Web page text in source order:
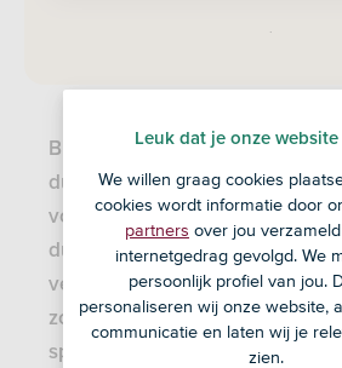
Bij ASN Bank kun je zelf kiezen
duurzame ASN
voordeel van beleggen in ons
duurzame fondsen is dat je je
veel verschillende beleggingen.
zonder risico bestaat niet,
spreiding kun je het
risico
Leuk dat je onze
We willen graag cookies
cookies wordt informatie door
partners over jou
internetgedrag gevolgd. We
persoonlijk profiel van jou.
personaliseren wij onze website,
communicatie en laten wij je
zien.